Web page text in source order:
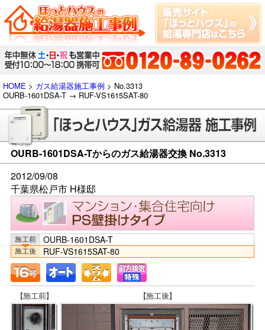
HOME > ガス給湯器施工事例 > No.3313
OURB-1601DSA-T → RUF-VS1615SAT-80
OURB-1601DSA-Tからのガス給湯器交換 No.3313
2012/09/08
千葉県松戸市 H様邸
OURB-1601DSA-T
RUF-VS1615SAT-80